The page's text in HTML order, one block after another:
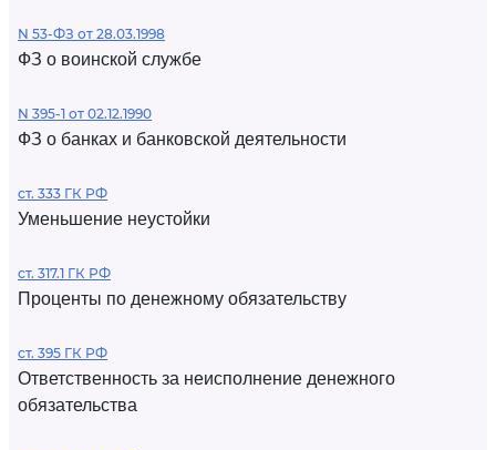
N 53-ФЗ от 28.03.1998
ФЗ о воинской службе
N 395-1 от 02.12.1990
ФЗ о банках и банковской деятельности
ст. 333 ГК РФ
Уменьшение неустойки
ст. 317.1 ГК РФ
Проценты по денежному обязательству
ст. 395 ГК РФ
Ответственность за неисполнение денежного
обязательства